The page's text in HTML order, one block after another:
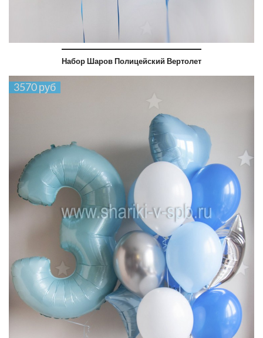
Набор Шаров Полицейский Вертолет
3570 руб